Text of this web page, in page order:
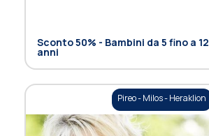
Sconto 50% - Bambini da 5 fino a 12
anni
Pireo - Milos - Heraklion